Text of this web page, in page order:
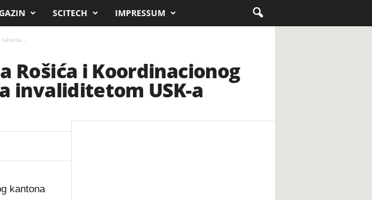
SCITECH IMPRESSUM
Rošića i Koordinacionog
invaliditetom USK-a
kantona